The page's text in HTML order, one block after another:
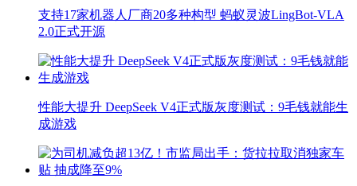
支持17家机器人厂商20多种构型 蚂蚁灵波LingBot-VLA
2.0正式开源
性能大提升 DeepSeek V4正式版灰度测试：9毛钱就能生
成游戏